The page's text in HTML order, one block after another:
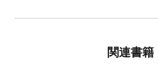
関連書籍